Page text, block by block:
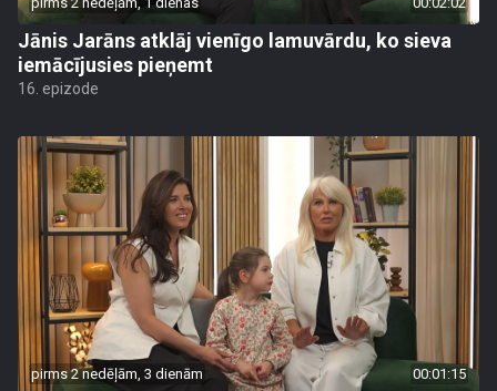
Jānis Jarāns atklāj vienīgo lamuvārdu, ko sieva
iemācījusies pieņemt
16. epizode
pirms 2 nedēļām, 3 dienām 00:01:15